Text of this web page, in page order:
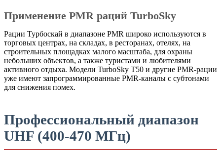
Применение PMR раций TurboSky
Рации Турбоскай в диапазоне PMR широко используются в
торговых центрах, на складах, в ресторанах, отелях, на
строительных площадках малого масштаба, для охраны
небольших объектов, а также туристами и любителями
активного отдыха. Модели TurboSky T50 и другие PMR-рации
уже имеют запрограммированные PMR-каналы с субтонами
для снижения помех.
Профессиональный диапазон
UHF (400-470 МГц)